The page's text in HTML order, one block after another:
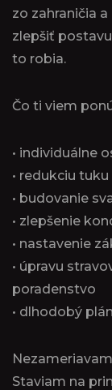
zo zahraničia
zlepšiť
to robia.
Čo ti viem
• individuálne
• redukciu
• budovanie
• zlepšenie
• nastavenie
• úpravu
poradenstvo
• dlhodobý
Staviam na